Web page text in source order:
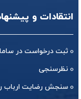
انتقادات و
ثبت درخواست در
نظرسنجی
سنجش رضایت ارباب